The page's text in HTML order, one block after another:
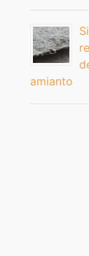
amianto